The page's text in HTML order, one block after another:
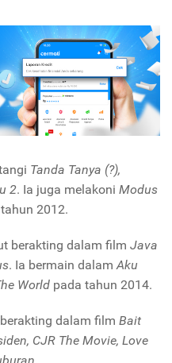
Tanda Tanya (?),
2. Ia juga melakoni Modus
2012.
berakting dalam film Java
. Ia bermain dalamAku
World pada tahun 2014.
dalam film Bait
CJR The Movie, Love